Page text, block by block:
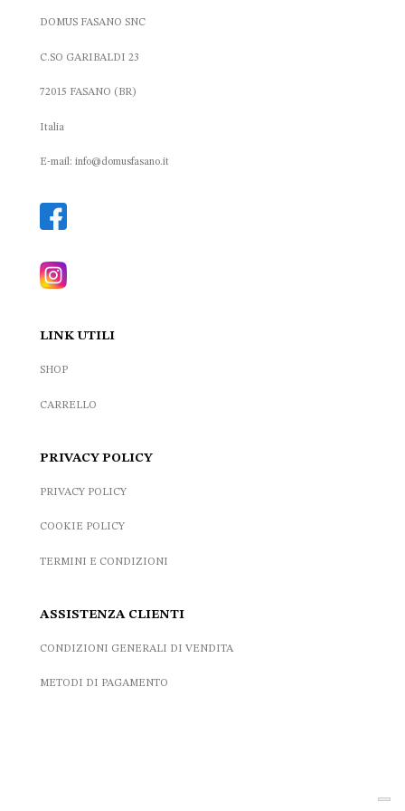
DOMUS FASANO SNC
C.SO GARIBALDI 23
72015 FASANO (BR)
Italia
E-mail: info@domusfasano.it
LINK UTILI
SHOP
CARRELLO
PRIVACY POLICY
PRIVACY POLICY
COOKIE POLICY
TERMINI E CONDIZIONI
ASSISTENZA CLIENTI
CONDIZIONI GENERALI DI VENDITA
METODI DI PAGAMENTO